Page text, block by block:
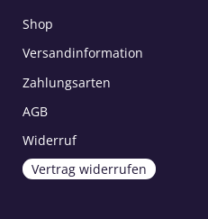
Shop
Versandinformation
Zahlungsarten
AGB
Widerruf
Vertrag widerrufen